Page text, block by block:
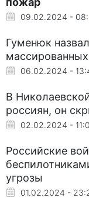
09.02.2024 -
Гуменюк
06.02.2024 -
В
россиян, он
02.02.2024 -
Российские
угрозы
01.02.2024 -